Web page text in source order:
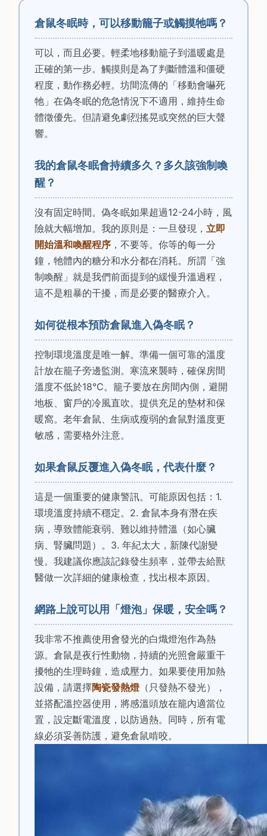
倉鼠冬眠時，可以移動籠子或觸摸牠嗎？
可以，而且必要。輕柔地移動籠子到溫暖處是
正確的第一步。觸摸則是為了判斷體溫和僵硬
程度，動作務必輕。坊間流傳的「移動會嚇死
牠」在偽冬眠的危急情況下不適用，維持生命
體徵優先。但請避免劇烈搖晃或突然的巨大聲
響。
我的倉鼠冬眠會持續多久？多久該強制喚
醒？
沒有固定時間。偽冬眠如果超過12-24小時，風
險就大幅增加。我的原則是：一旦發現， 立即
開始溫和喚醒程序 ，不要等。你等的每一分
鐘，牠體內的糖分和水分都在消耗。所謂「強
制喚醒」就是我們前面提到的緩慢升溫過程，
這不是粗暴的干擾，而是必要的醫療介入。
如何從根本預防倉鼠進入偽冬眠？
控制環境溫度是唯一解。準備一個可靠的溫度
計放在籠子旁邊監測。寒流來襲時，確保房間
溫度不低於18°C。籠子要放在房間內側，避開
地板、窗戶的冷風直吹。提供充足的墊材和保
暖窩。老年倉鼠、生病或瘦弱的倉鼠對溫度更
敏感，需要格外注意。
如果倉鼠反覆進入偽冬眠，代表什麼？
這是一個重要的健康警訊。可能原因包括：1.
環境溫度持續不穩定。2. 倉鼠本身有潛在疾
病，導致體能衰弱、難以維持體溫（如心臟
病、腎臟問題）。3. 年紀太大，新陳代謝變
慢。我建議你應該記錄發生頻率，並帶去給獸
醫做一次詳細的健康檢查，找出根本原因。
網路上說可以用「燈泡」保暖，安全嗎？
我非常不推薦使用會發光的白熾燈泡作為熱
源。倉鼠是夜行性動物，持續的光照會嚴重干
擾牠的生理時鐘，造成壓力。如果要使用加熱
設備，請選擇陶瓷發熱燈（只發熱不發光），
並搭配溫控器使用，將感溫頭放在籠內適當位
置，設定斷電溫度，以防過熱。同時，所有電
線必須妥善防護，避免倉鼠啃咬。